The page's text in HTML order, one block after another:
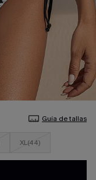
Guía de tallas
XL(44)